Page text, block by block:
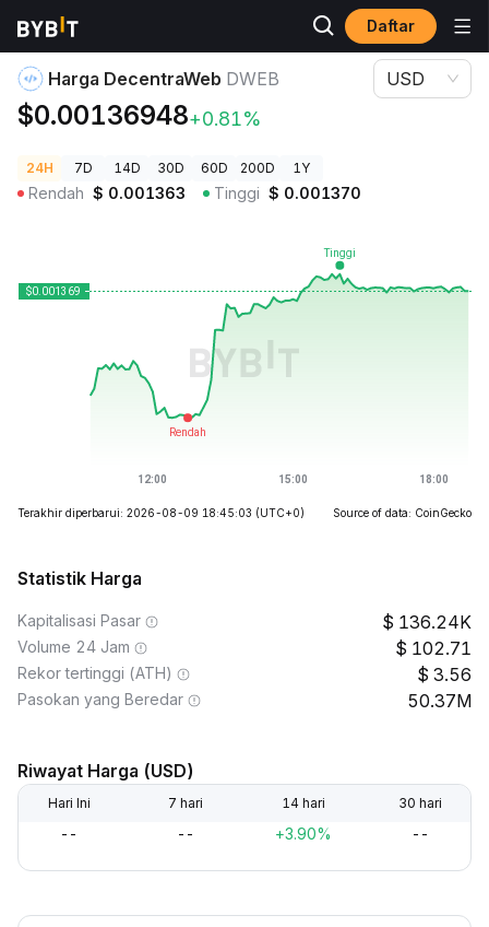
Daftar
Harga Kripto
Harga DecentraWeb DWEB
$0.00136948+0.81%
USD
24H 7D 14D 30D 60D 200D 1Y
Rendah $ 0.001363 Tinggi $ 0.001370
Terakhir diperbarui: 2026-08-09 18:45:03 (UTC+0) Source of data: CoinGecko
Statistik Harga
Kapitalisasi Pasar 136.24K
Volume 24 Jam 102.71
Rekor tertinggi (ATH) 3.56
Pasokan yang Beredar 50.37M
Riwayat Harga (USD)
Hari Ini 7 hari 14 hari 30 hari
-- -- +3.90% --